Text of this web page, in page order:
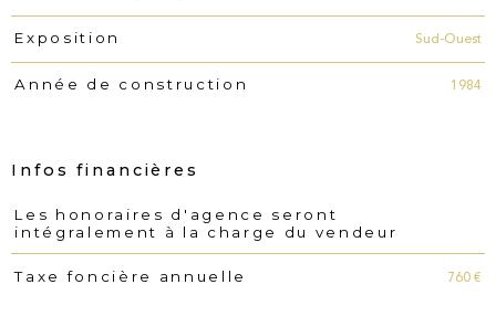
Exposition Sud-Ouest
Année de construction 1984
Infos financières
Caractéristiques Valeurs
Les honoraires d'agence seront
intégralement à la charge du vendeur
Taxe foncière annuelle 760 €